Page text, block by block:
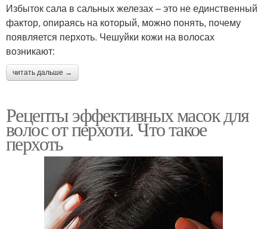
Избыток сала в сальных железах – это не единственный
фактор, опираясь на который, можно понять, почему
появляется перхоть. Чешуйки кожи на волосах
возникают:
читать дальше →
Рецепты эффективных масок для
волос от перхоти. Что такое
перхоть